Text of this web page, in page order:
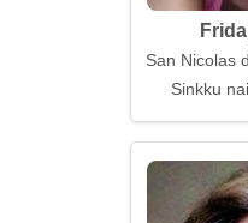
San Nicolas
Sinkku